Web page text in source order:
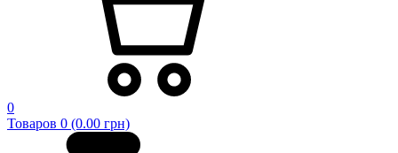
0
Товаров 0 (0.00 грн)